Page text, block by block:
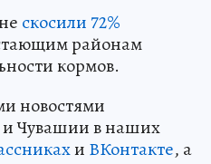
скосили 72%
районам
кормов.
новостями
Чувашии в наших
и ВКонтакте, а